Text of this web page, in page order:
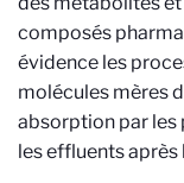
composés
évidence les
molécules mères
absorption par les
les effluents